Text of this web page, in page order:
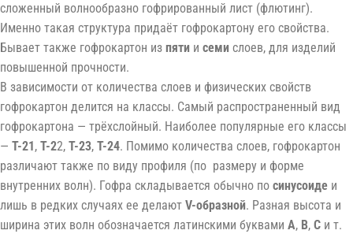
сложенный волнообразно гофрированный лист (флютинг).
Именно такая структура придаёт гофрокартону его свойства.
Бывает также гофрокартон из пяти и семи слоев, для изделий
повышенной прочности.
В зависимости от количества слоев и физических свойств
гофрокартон делится на классы. Самый распространенный вид
гофрокартона — трёхслойный. Наиболее популярные его классы
— Т-21, Т-22, Т-23, Т-24. Помимо количества слоев, гофрокартон
различают также по виду профиля (по размеру и форме
внутренних волн). Гофра складывается обычно по синусоиде и
лишь в редких случаях ее делают V-образной. Разная высота и
ширина этих волн обозначается латинскими буквами A, B, C и т.